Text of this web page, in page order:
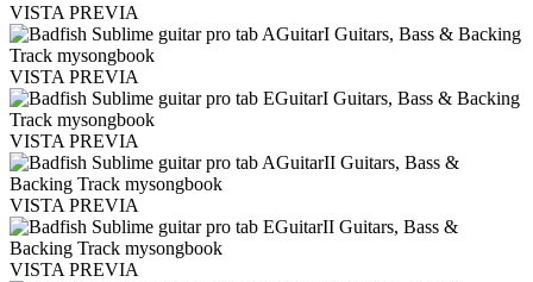
VISTA PREVIA
VISTA PREVIA
VISTA PREVIA
VISTA PREVIA
VISTA PREVIA